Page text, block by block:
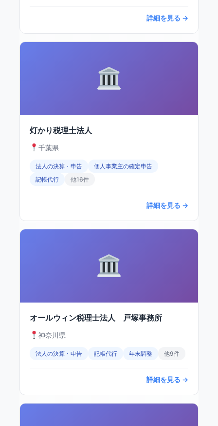
詳細を見る →
灯かり税理士法人
千葉県
法人の決算・申告
個人事業主の確定申告
記帳代行
他16件
詳細を見る →
オールウィン税理士法人 戸塚事務所
神奈川県
法人の決算・申告 記帳代行 年末調整 他9件
詳細を見る →